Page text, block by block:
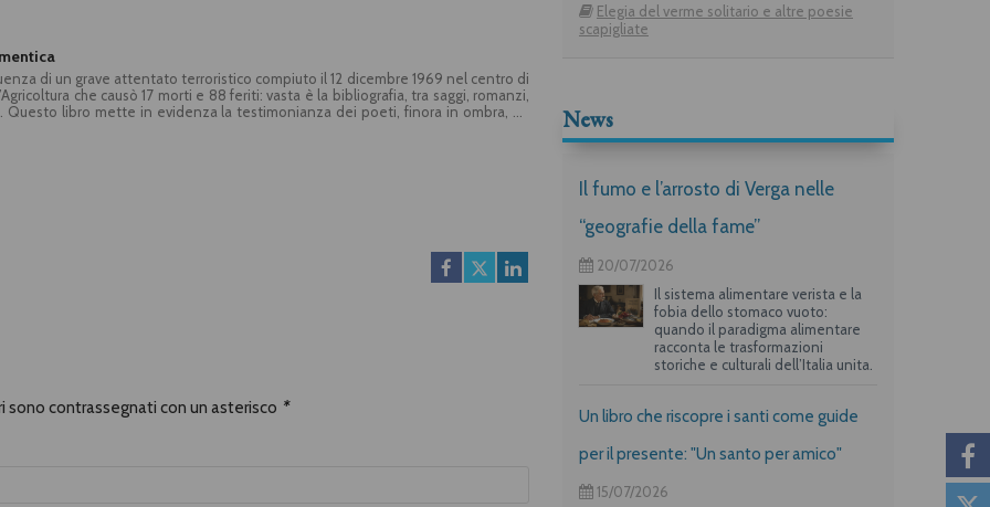
di un grave attentato terroristico compiuto il 12 dicembre 1969 nel centro di
che causò 17 morti e 88 feriti: vasta è la bibliografia, tra saggi, romanzi,
libro mette in evidenza la testimonianza dei poeti, finora in ombra, da
sono contrassegnati con un asterisco *
Elegia del verme solitario e altre poesie
scapigliate
News
Il fumo e l’arrosto di Verga nelle
“geografie della fame”
20/07/2026
Il sistema alimentare verista e la
fobia dello stomaco vuoto:
quando il paradigma alimentare
racconta le trasformazioni
storiche e culturali dell’Italia unita.
Un libro che riscopre i santi come guide
per il presente: "Un santo per amico"
15/07/2026